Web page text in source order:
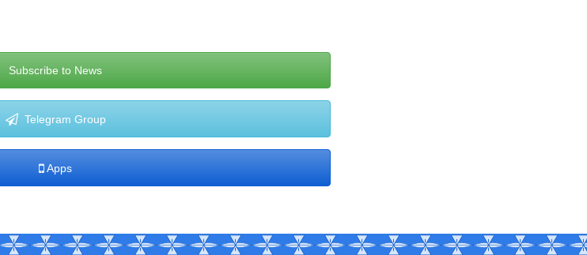
Subscribe to News
Telegram Group
Apps